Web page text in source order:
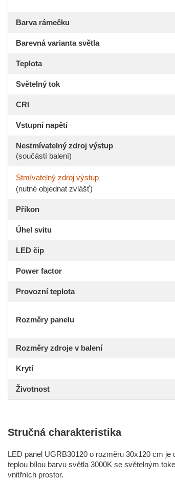
Barva rámečku
Barevná varianta světla
Teplota
Světelný tok
CRI
Vstupní napětí
Nestmívatelný zdroj výstup
(součástí balení)
Stmívatelný zdroj výstup
(nutné objednat zvlášť)
Příkon
Úhel svitu
LED čip
Power factor
Provozní teplota
Rozměry panelu
Rozměry zdroje v balení
Krytí
Životnost
Stručná charakteristika
LED panel UGRB30120 o rozměru 30x120 cm
teplou bílou barvu světla 3000K se světelným
vnitřních prostor.